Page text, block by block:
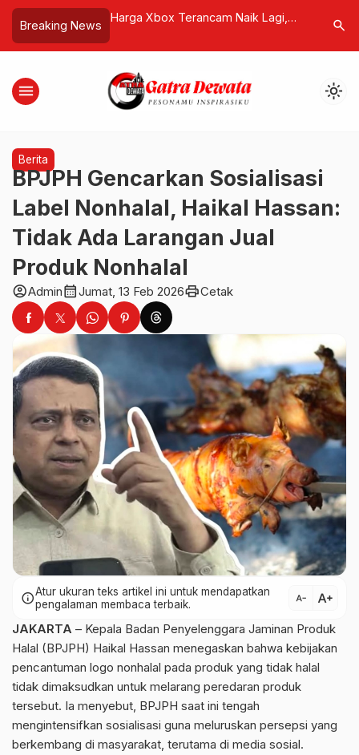
Breaking News
Ebenezer
Lalengke:
Harga Xbox Terancam Naik Lagi,
Sanur
Dalam
search
menu light_mode
Berita
BPJPH Gencarkan Sosialisasi
Label Nonhalal, Haikal Hassan:
Tidak Ada Larangan Jual
Produk Nonhalal
account_circleAdmincalendar_monthJumat, 13 Feb 2026printCetak
infoAtur ukuran teks artikel ini untuk mendapatkan
pengalaman membaca terbaik.
text_decrease text_increase
JAKARTA – Kepala Badan Penyelenggara Jaminan Produk
Halal (BPJPH) Haikal Hassan menegaskan bahwa kebijakan
pencantuman logo nonhalal pada produk yang tidak halal
tidak dimaksudkan untuk melarang peredaran produk
tersebut. Ia menyebut, BPJPH saat ini tengah
mengintensifkan sosialisasi guna meluruskan persepsi yang
berkembang di masyarakat, terutama di media sosial.